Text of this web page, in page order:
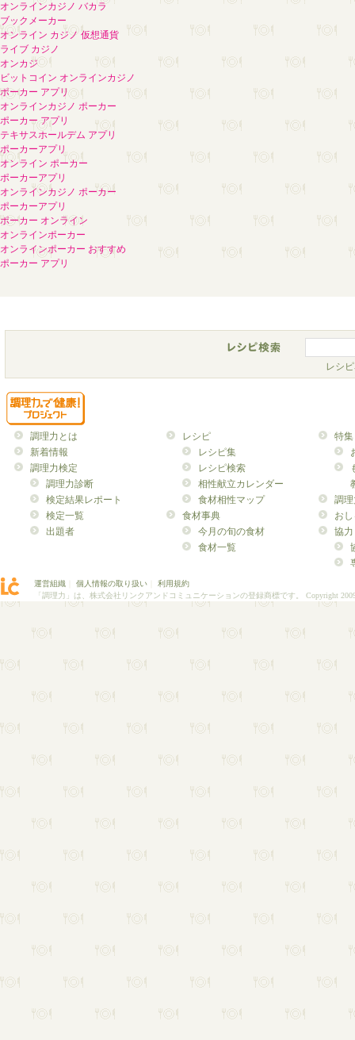
オンラインカジノ バカラ
ブックメーカー
オンライン カジノ 仮想通貨
ライブ カジノ
オンカジ
ビットコイン オンラインカジノ
ポーカー アプリ
オンラインカジノ ポーカー
ポーカー アプリ
テキサスホールデム アプリ
ポーカーアプリ
オンライン ポーカー
ポーカーアプリ
オンラインカジノ ポーカー
ポーカーアプリ
ポーカー オンライン
オンラインポーカー
オンラインポーカー おすすめ
ポーカー アプリ
レシ
調理力とは
新着情報
調理力検定
調理力診断
検定結果レポート
検定一覧
出題者
レシピ
レシピ集
レシピ検索
相性献立カレンダー
食材相性マップ
食材事典
今月の旬の食材
食材一覧
特集
調
お
協力
運営組織 個人情報の取り扱い
利用規約
「調理力」は、株式会社リンクアンドコミュニケーションの登録商標です。 Copyright